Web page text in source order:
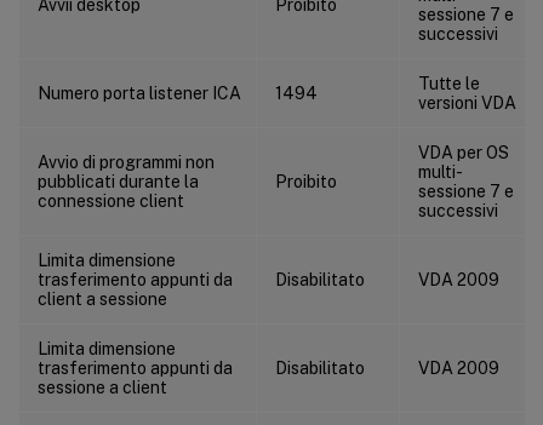
Avvii desktop Proibito
sessione 7 e
successivi
Numero porta listener ICA 1494
Tutte le
versioni VDA
Avvio di programmi non
pubblicati durante la
connessione client
Proibito
VDA per OS
multi-
sessione 7 e
successivi
Limita dimensione
trasferimento appunti da
client a sessione
Disabilitato VDA 2009
Limita dimensione
trasferimento appunti da
sessione a client
Disabilitato VDA 2009
ICA/Dispositivi TWAIN
ICA/Visualizzazione
ICA/Visualizzazione/Immagini in movimento
ICA/WebSockets
Gestione profili/Impostazioni avanzate
Gestione profili/Impostazioni di base